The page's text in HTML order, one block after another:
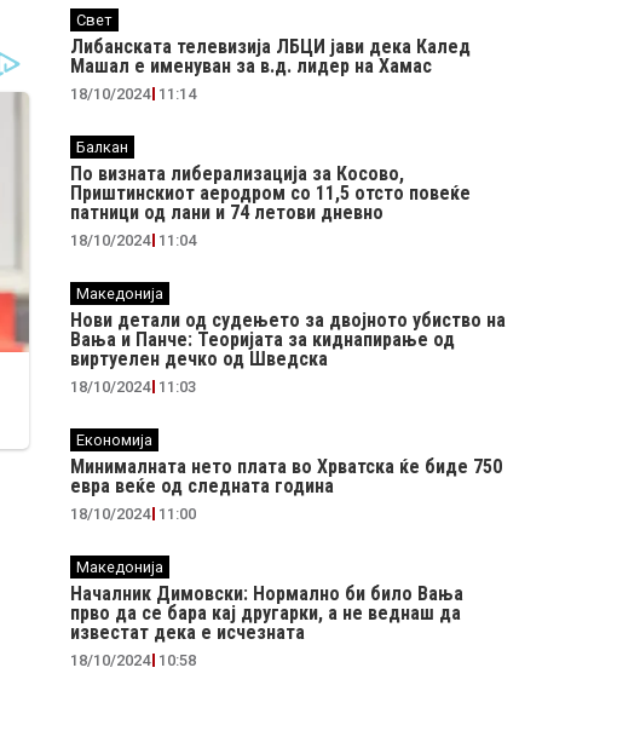
Свет
Либанската телевизија ЛБЦИ јави дека Калед
Машал е именуван за в.д. лидер на Хамас
18/10/2024 11:14
Балкан
По визната либерализација за Косово,
Приштинскиот аеродром со 11,5 отсто повеќе
патници од лани и 74 летови дневно
18/10/2024 11:04
Македонија
Нови детали од судењето за двојното убиство на
Вања и Панче: Теоријата за киднапирање од
виртуелен дечко од Шведска
18/10/2024 11:03
Економија
Минималната нето плата во Хрватска ќе биде 750
евра веќе од следната година
18/10/2024 11:00
Македонија
Началник Димовски: Нормално би било Вања
прво да се бара кај другарки, а не веднаш да
известат дека е исчезната
18/10/2024 10:58